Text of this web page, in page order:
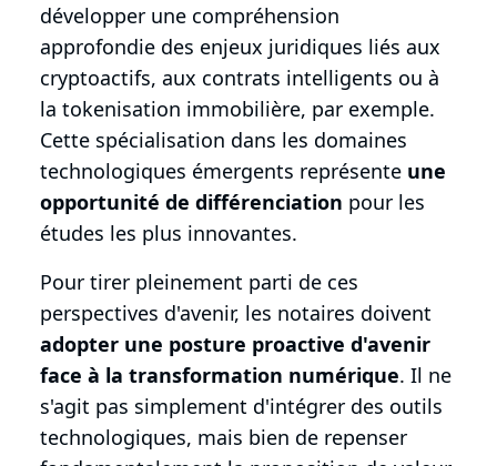
développer une compréhension
approfondie des enjeux juridiques liés aux
cryptoactifs, aux contrats intelligents ou à
la tokenisation immobilière, par exemple.
Cette spécialisation dans les domaines
technologiques émergents représente une
opportunité de différenciation pour les
études les plus innovantes.
Pour tirer pleinement parti de ces
perspectives d'avenir, les notaires doivent
adopter une posture proactive d'avenir
face à la transformation numérique. Il ne
s'agit pas simplement d'intégrer des outils
technologiques, mais bien de repenser